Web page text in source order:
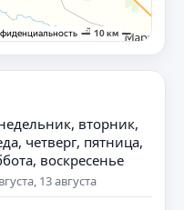
вторник,
четверг, пятница,
воскресенье
13 августа